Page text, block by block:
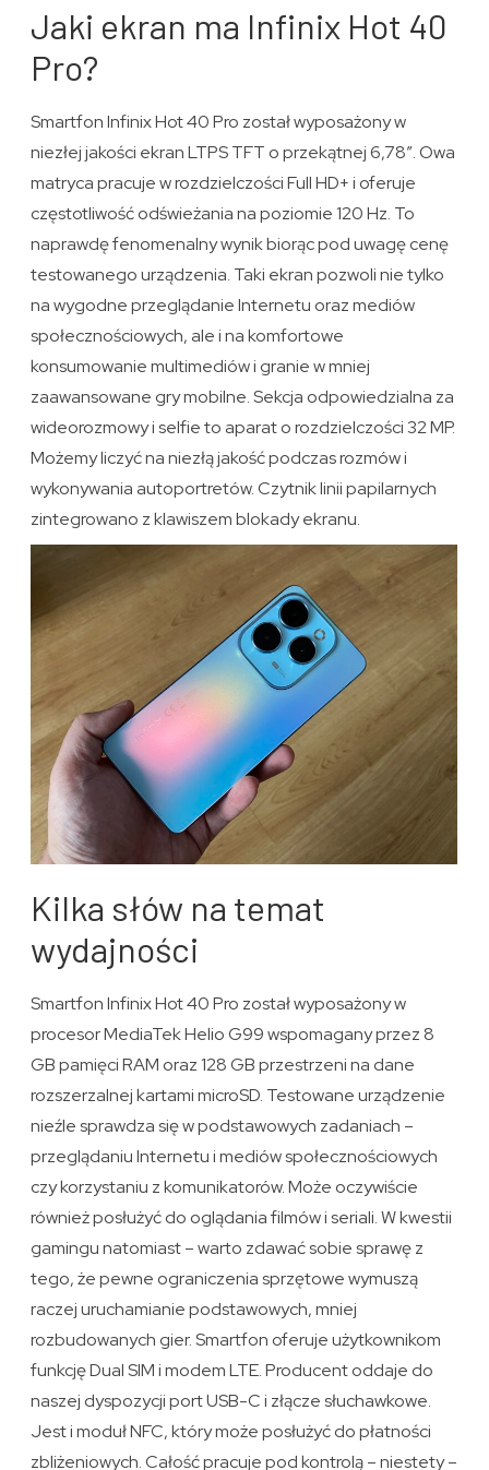
Jaki ekran ma Infinix Hot 40
Pro?
Smartfon Infinix Hot 40 Pro został wyposażony w
niezłej jakości ekran LTPS TFT o przekątnej 6,78″. Owa
matryca pracuje w rozdzielczości Full HD+ i oferuje
częstotliwość odświeżania na poziomie 120 Hz. To
naprawdę fenomenalny wynik biorąc pod uwagę cenę
testowanego urządzenia. Taki ekran pozwoli nie tylko
na wygodne przeglądanie Internetu oraz mediów
społecznościowych, ale i na komfortowe
konsumowanie multimediów i granie w mniej
zaawansowane gry mobilne. Sekcja odpowiedzialna za
wideorozmowy i selfie to aparat o rozdzielczości 32 MP.
Możemy liczyć na niezłą jakość podczas rozmów i
wykonywania autoportretów. Czytnik linii papilarnych
zintegrowano z klawiszem blokady ekranu.
Kilka słów na temat
wydajności
Smartfon Infinix Hot 40 Pro został wyposażony w
procesor MediaTek Helio G99 wspomagany przez 8
GB pamięci RAM oraz 128 GB przestrzeni na dane
rozszerzalnej kartami microSD. Testowane urządzenie
nieźle sprawdza się w podstawowych zadaniach –
przeglądaniu Internetu i mediów społecznościowych
czy korzystaniu z komunikatorów. Może oczywiście
również posłużyć do oglądania filmów i seriali. W kwestii
gamingu natomiast – warto zdawać sobie sprawę z
tego, że pewne ograniczenia sprzętowe wymuszą
raczej uruchamianie podstawowych, mniej
rozbudowanych gier. Smartfon oferuje użytkownikom
funkcję Dual SIM i modem LTE. Producent oddaje do
naszej dyspozycji port USB-C i złącze słuchawkowe.
Jest i moduł NFC, który może posłużyć do płatności
zbliżeniowych. Całość pracuje pod kontrolą – niestety –